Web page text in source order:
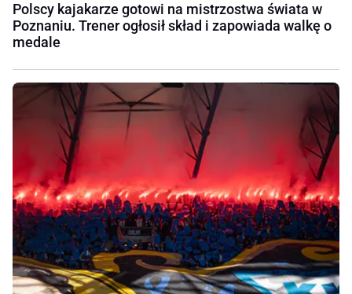
Polscy kajakarze gotowi na mistrzostwa świata w
Poznaniu. Trener ogłosił skład i zapowiada walkę o
medale